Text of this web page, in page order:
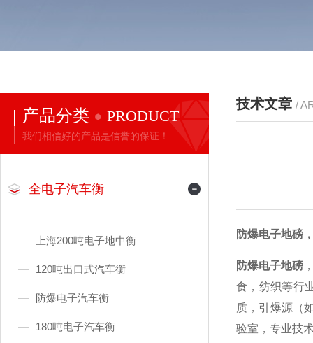
产品分类 PRODUCT
我们相信好的产品是信誉的保证！
全电子汽车衡
上海200吨电子地中衡
120吨出口式汽车衡
防爆电子汽车衡
180吨电子汽车衡
技术文章 /
防爆电子地磅
防爆电子地磅
食，纺织等行
质，引爆源（
验室，专业技